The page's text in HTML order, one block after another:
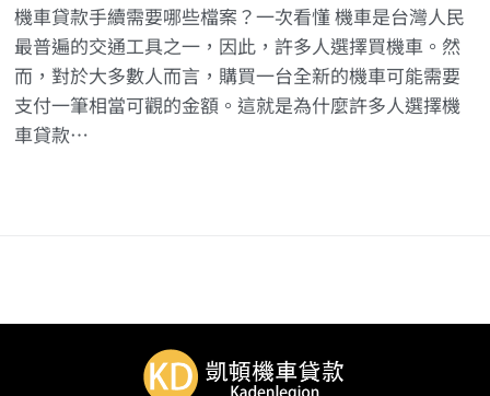
機車貸款手續需要哪些檔案？一次看懂 機車是台灣人民
最普遍的交通工具之一，因此，許多人選擇買機車。然
而，對於大多數人而言，購買一台全新的機車可能需要
支付一筆相當可觀的金額。這就是為什麼許多人選擇機
車貸款…